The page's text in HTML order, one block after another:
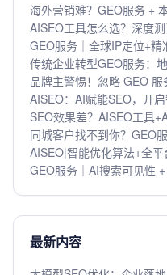
海外营销难？GEO服务 +
AISEO工具怎么选？深度
GEO服务｜全球IP定位+精
传统企业转型GEO服务：
品牌主警惕！忽略 GEO
AISEO：AI赋能SEO，开
SEO效果差？AISEO工具
同城客户找不到你？GEO
AISEO|智能优化算法+全
GEO服务｜AI搜索可见性
最新内容